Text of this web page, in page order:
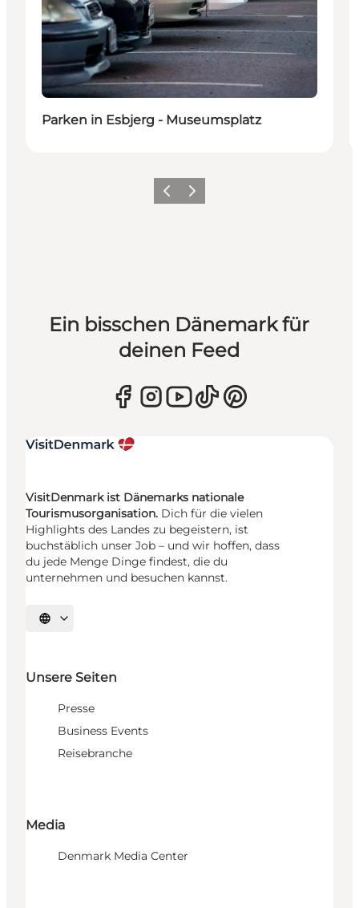
Parken in Esbjerg - Museumsplatz
ZurückWeiter
Ein bisschen Dänemark für
deinen Feed
VisitDenmark ist Dänemarks nationale
Tourismusorganisation. Dich für die vielen
Highlights des Landes zu begeistern, ist
buchstäblich unser Job – und wir hoffen, dass
du jede Menge Dinge findest, die du
unternehmen und besuchen kannst.
Sprache auswählen
Unsere Seiten
Presse
Business Events
Reisebranche
Media
Denmark Media Center